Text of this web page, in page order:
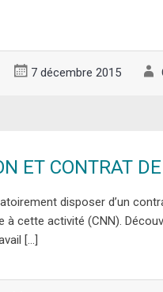
7 décembre 2015
ET CONTRAT
disposer d’un
à cette activité (CNN).
[…]